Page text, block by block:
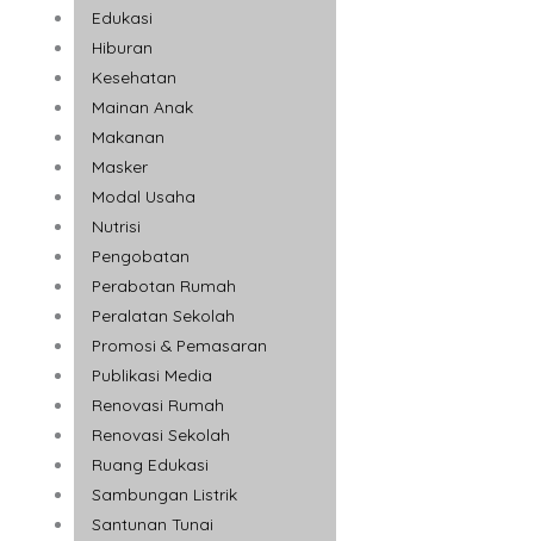
Edukasi
Hiburan
Kesehatan
Mainan Anak
Makanan
Masker
Modal Usaha
Nutrisi
Pengobatan
Perabotan Rumah
Peralatan Sekolah
Promosi & Pemasaran
Publikasi Media
Renovasi Rumah
Renovasi Sekolah
Ruang Edukasi
Sambungan Listrik
Santunan Tunai